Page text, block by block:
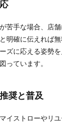
苦手な場合、店
明確に伝えれば
ズに応える姿勢
っています。
奨と普及
イストローやリ